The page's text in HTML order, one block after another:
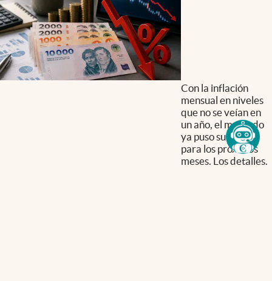
Con la inflación
mensual en niveles
que no se veían en
un año, el mercado
ya puso su precio
para los próximos
meses. Los detalles.